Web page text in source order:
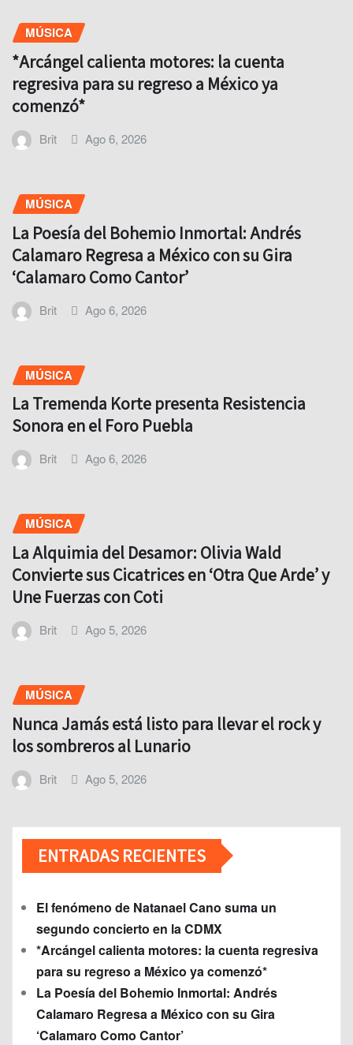
MÚSICA
*Arcángel calienta motores: la cuenta
regresiva para su regreso a México ya
comenzó*
Brit Ago 6, 2026
MÚSICA
La Poesía del Bohemio Inmortal: Andrés
Calamaro Regresa a México con su Gira
‘Calamaro Como Cantor’
Brit Ago 6, 2026
MÚSICA
La Tremenda Korte presenta Resistencia
Sonora en el Foro Puebla
Brit Ago 6, 2026
MÚSICA
La Alquimia del Desamor: Olivia Wald
Convierte sus Cicatrices en ‘Otra Que Arde’ y
Une Fuerzas con Coti
Brit Ago 5, 2026
MÚSICA
Nunca Jamás está listo para llevar el rock y
los sombreros al Lunario
Brit Ago 5, 2026
ENTRADAS RECIENTES
El fenómeno de Natanael Cano suma un
segundo concierto en la CDMX
*Arcángel calienta motores: la cuenta regresiva
para su regreso a México ya comenzó*
La Poesía del Bohemio Inmortal: Andrés
Calamaro Regresa a México con su Gira
‘Calamaro Como Cantor’